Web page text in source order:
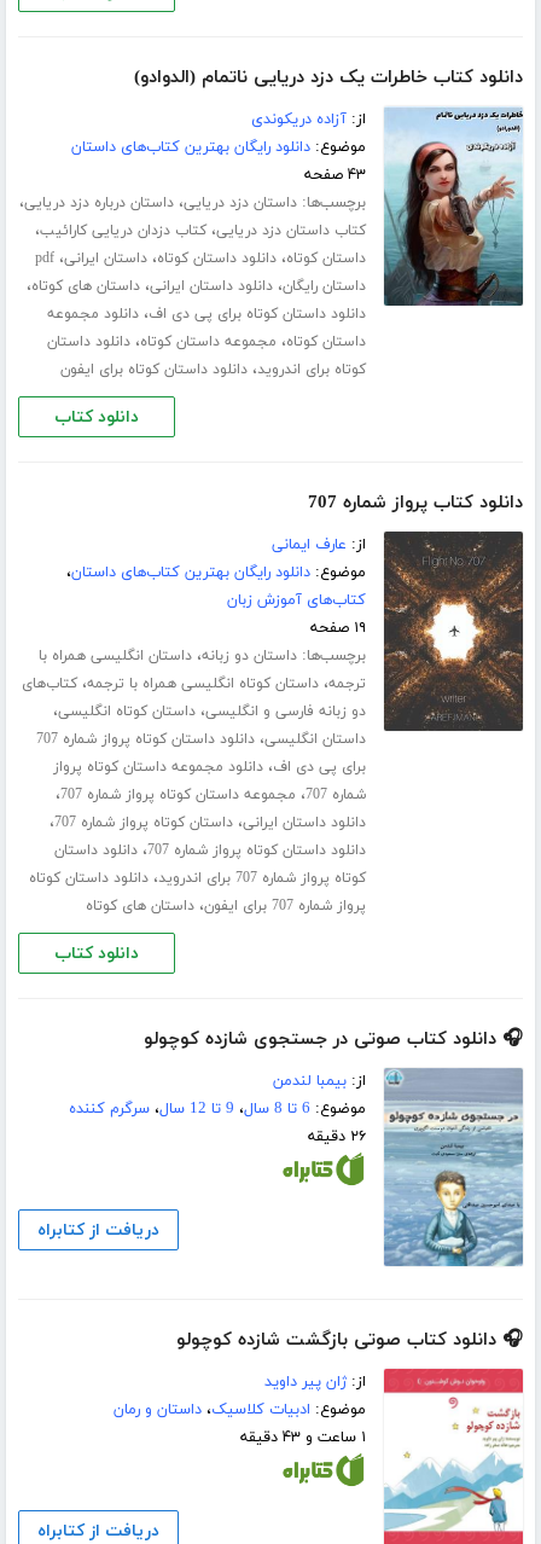
دانلود کتاب خاطرات یک دزد دریایی ناتمام (الدوادو)
از:آزاده دریکوندی
موضوع:دانلود رایگان بهترین کتاب‌های داستان
۴۳ صفحه
برچسب‌ها:داستان دزد دریایی،داستان درباره دزد دریایی،
کتاب داستان دزد دریایی،کتاب دزدان دریایی کارائیب،
داستان کوتاه،دانلود داستان کوتاه،داستان ایرانی،pdf
داستان رایگان،دانلود داستان ایرانی،داستان های کوتاه،
دانلود داستان کوتاه برای پی دی اف،دانلود مجموعه
داستان کوتاه، مجموعه داستان کوتاه،دانلود داستان
کوتاه برای اندروید،دانلود داستان کوتاه برای ایفون
دانلود کتاب
دانلود کتاب پرواز شماره 707
از: عارف ایمانی
موضوع:دانلود رایگان بهترین کتاب‌های داستان،
کتاب‌های آموزش زبان
۱۹ صفحه
برچسب‌ها:داستان دو زبانه،داستان انگلیسی همراه با
ترجمه،داستان کوتاه انگلیسی همراه با ترجمه،کتاب‌های
دو زبانه فارسی و انگلیسی،داستان کوتاه انگلیسی،
داستان انگلیسی،
دانلود داستان کوتاه پرواز شماره 707
برای پی دی اف،دانلود مجموعه داستان کوتاه پرواز
شماره 707
، مجموعه داستان کوتاه پرواز شماره 707 ،
دانلود داستان ایرانی،داستان کوتاه پرواز شماره 707 ،
دانلود داستان کوتاه پرواز شماره 707 ،دانلود داستان
کوتاه پرواز شماره 707 برای اندروید
،دانلود داستان کوتاه
پرواز شماره 707 برای ایفون
،داستان های کوتاه
دانلود کتاب
🎧 دانلود کتاب صوتی در جستجوی شازده کوچولو
از:بیمبا لندمن
موضوع: 6 تا 8 سال ، 9 تا 12 سال ،سرگرم کننده
۲۶ دقیقه
دریافت از کتابراه
🎧 دانلود کتاب صوتی بازگشت شازده کوچولو
از:ژان پیر داوید
موضوع: ادبیات کلاسیک،داستان و رمان
۱ ساعت و ۴۳ دقیقه
دریافت از کتابراه